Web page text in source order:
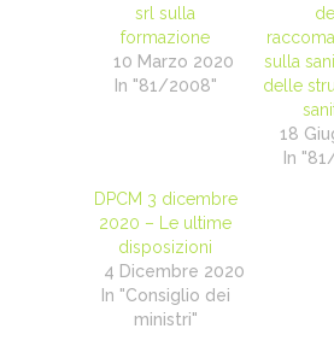
srl sulla
formazione
10 Marzo 2020
In "81/2008"
sulla
delle
18
In
DPCM 3 dicembre
2020 – Le ultime
disposizioni
4 Dicembre 2020
In "Consiglio dei
ministri"